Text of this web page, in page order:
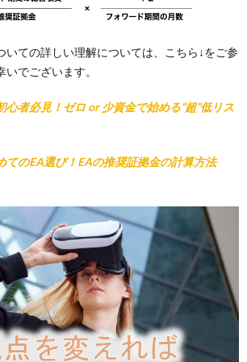
いての詳しい理解については、こちら↓をご参
でございます。
心者必見！ゼロ or 少資金で始める“超”低リス
てのEA選び！EAの推奨証拠金の計算方法